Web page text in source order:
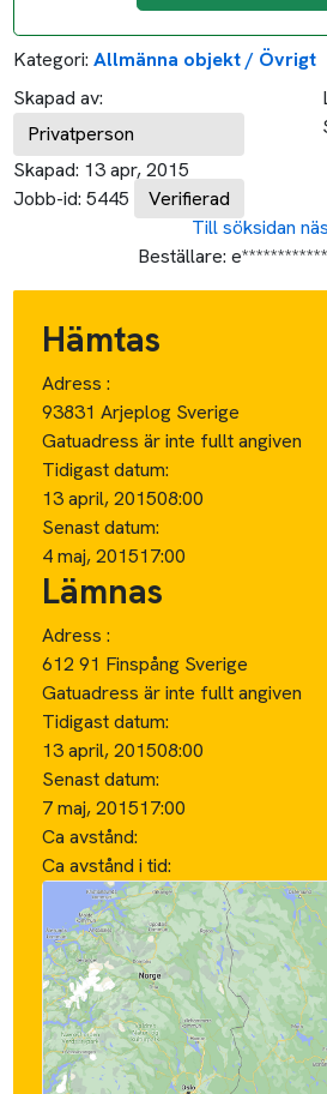
Kategori: Allmänna objekt / Övrigt
Skapad av:
Privatperson
Skapad: 13 apr, 2015
Jobb-id: 5445 Verifierad
Till söksidan
Beställare:
Hämtas
Adress :
93831 Arjeplog Sverige
Gatuadress är inte fullt angiven
Tidigast datum:
13 april, 201508:00
Senast datum:
4 maj, 201517:00
Lämnas
Adress :
612 91 Finspång Sverige
Gatuadress är inte fullt angiven
Tidigast datum:
13 april, 201508:00
Senast datum:
7 maj, 201517:00
Ca avstånd:
Ca avstånd i tid: